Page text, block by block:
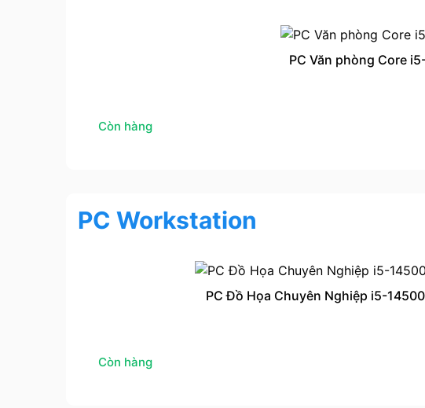
PC Văn phòng Core
Còn hàng
PC Workstation
PC Đồ Họa Chuyên Nghiệp i5-14500
Còn hàng